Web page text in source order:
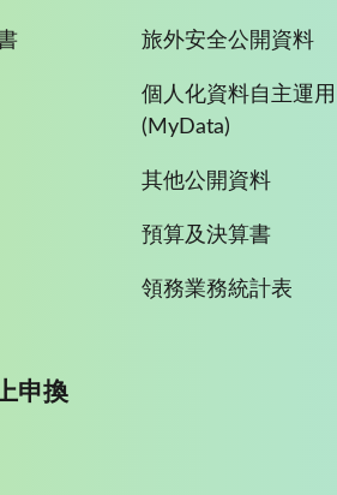
旅外安全公開資料
個人化資料自主運用
(MyData)
其他公開資料
預算及決算書
領務業務統計表
申換